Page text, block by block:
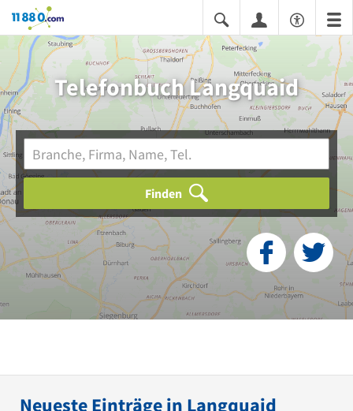
11880.com
Telefonbuch Langquaid
Finden
Neueste Einträge in Langquaid